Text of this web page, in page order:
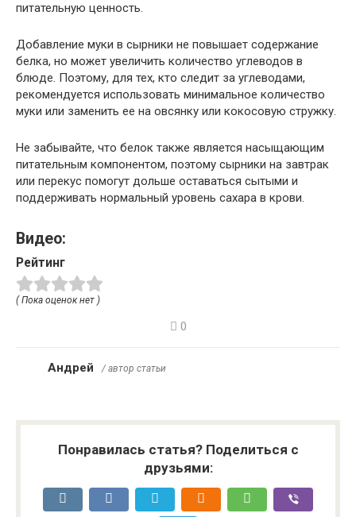
питательную ценность.
Добавление муки в сырники не повышает содержание
белка, но может увеличить количество углеводов в
блюде. Поэтому, для тех, кто следит за углеводами,
рекомендуется использовать минимальное количество
муки или заменить ее на овсянку или кокосовую стружку.
Не забывайте, что белок также является насыщающим
питательным компонентом, поэтому сырники на завтрак
или перекус помогут дольше оставаться сытыми и
поддерживать нормальный уровень сахара в крови.
Видео:
Рейтинг
( Пока оценок нет )
0
Андрей / автор статьи
Понравилась статья? Поделиться с
друзьями: